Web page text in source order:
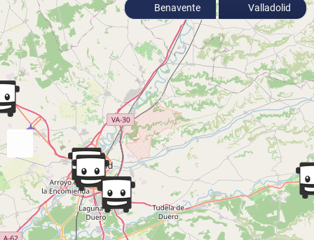
Benavente Valladolid